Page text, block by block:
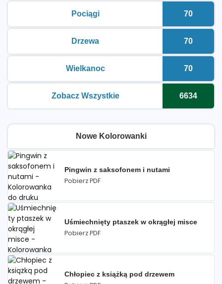
Pociągi
kolorowanki do druku Liczba
70
Drzewa
kolorowanki do druku Liczba
70
Wielkanockolorowanki do druku Liczba
70
Zobacz Wszystkiekolorowanki do druku Liczba
6634
Nowe Kolorowanki
Pingwin z saksofonem i nutami
Pobierz PDF
Uśmiechnięty ptaszek w okrągłej misce
Pobierz PDF
Chłopiec z książką pod drzewem